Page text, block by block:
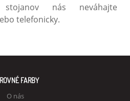
nás neváhajte
telefonicky.
FARBY
O nás